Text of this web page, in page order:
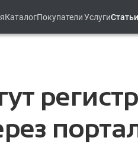
КаталогПокупателиУслугиСтатьи